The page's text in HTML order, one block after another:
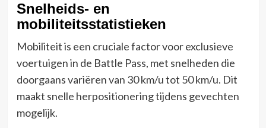
Snelheids- en
mobiliteitsstatistieken
Mobiliteit is een cruciale factor voor exclusieve
voertuigen in de Battle Pass, met snelheden die
doorgaans variëren van 30 km/u tot 50 km/u. Dit
maakt snelle herpositionering tijdens gevechten
mogelijk.